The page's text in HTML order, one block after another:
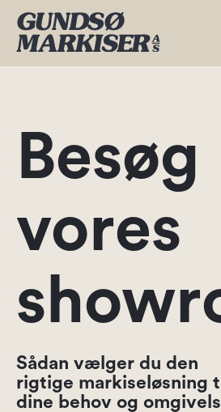
Besøg
vores
Sådan vælger du den
rigtige markiseløsning
dine behov og